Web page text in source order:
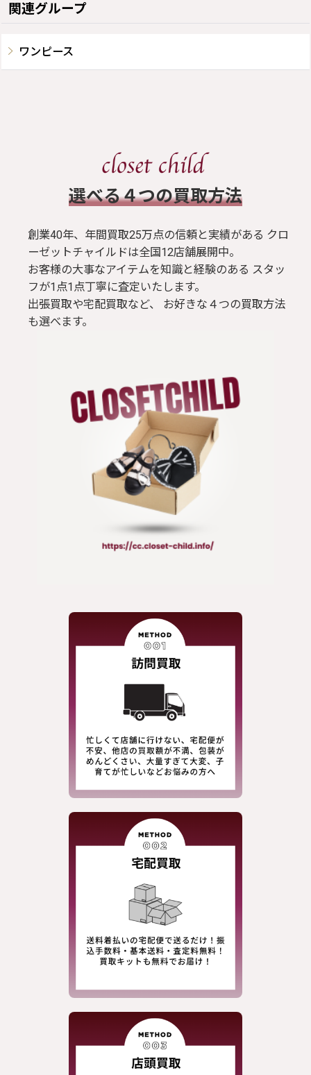
関連グループ
ワンピース
​選べる４つの買取方法
創業40年、年間買取25万点の信頼と実績がある クロ
ーゼットチャイルドは全国12店舗展開中。
お客様の大事なアイテムを知識と経験のある スタッ
フが1点1点丁寧に査定いたします。
出張買取や宅配買取など、 お好きな４つの買取方法
も選べます。